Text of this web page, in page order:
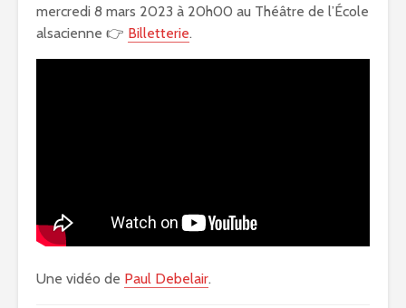
mercredi 8 mars 2023 à 20h00 au Théâtre de l’École
alsacienne 👉 Billetterie.
Une vidéo de Paul Debelair.